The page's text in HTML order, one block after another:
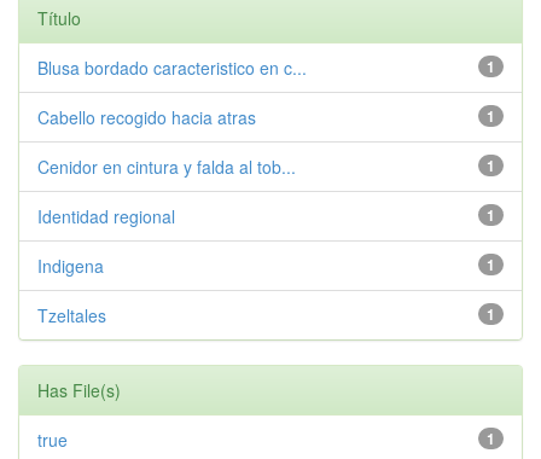
Título
1
Blusa bordado caracteristico en c...
1
Cabello recogido hacia atras
1
Cenidor en cintura y falda al tob...
1
Identidad regional
1
Indigena
1
Tzeltales
Has File(s)
1
true